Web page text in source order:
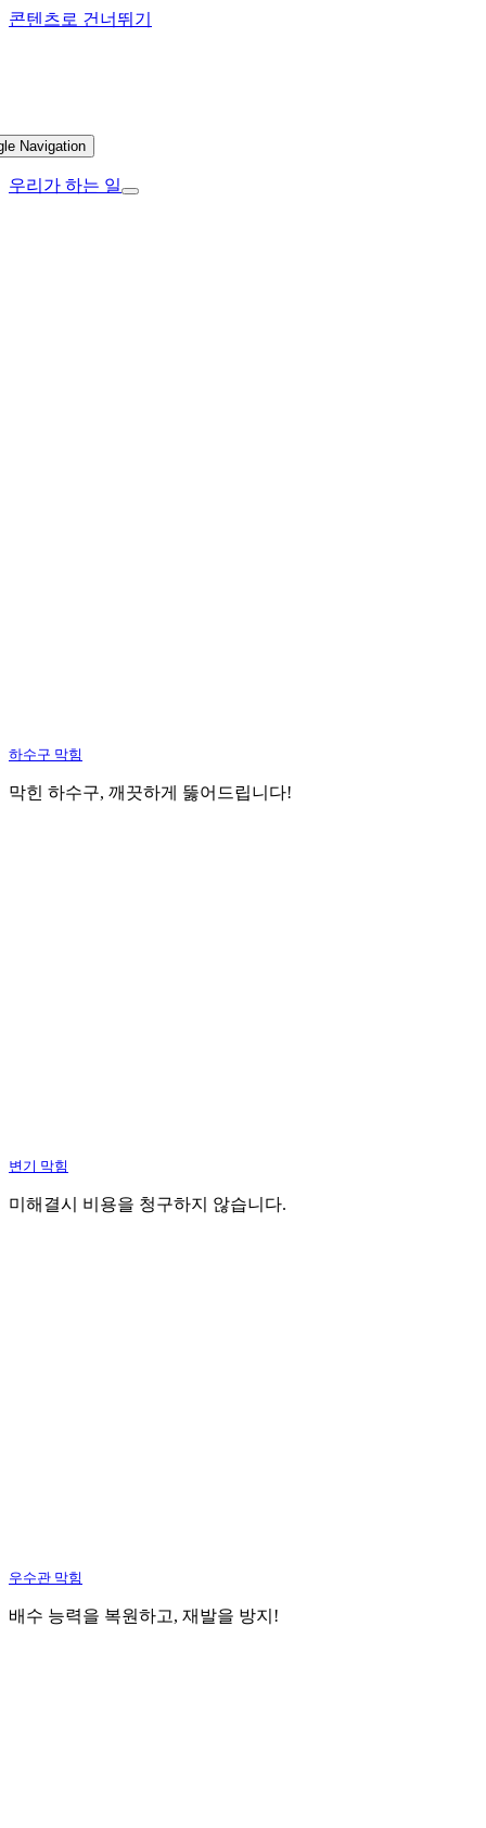
콘텐츠로 건너뛰기
Navigation
우리가 하는 일
하수구 막힘
막힌 하수구, 깨끗하게 뚫어드립니다!
변기 막힘
미해결시 비용을 청구하지 않습니다.
우수관 막힘
배수 능력을 복원하고, 재발을 방지!